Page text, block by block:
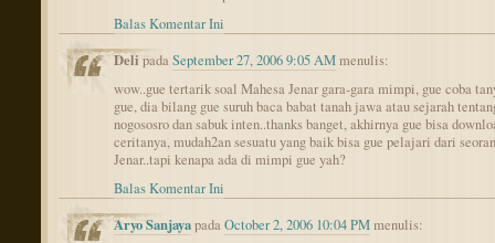
Balas Komentar Ini
Deli padaSeptember 27, 2006 9:05 AMmenulis:
wow..gue tertarik soal Mahesa Jenar gara-gara mimpi, gue coba
gue, dia bilang gue suruh baca babat tanah jawa atau sejarah
nogososro dan sabuk inten..thanks banget, akhirnya gue bisa
ceritanya, mudah2an sesuatu yang baik bisa gue pelajari dari
Jenar..tapi kenapa ada di mimpi gue yah?
Balas Komentar Ini
Aryo SanjayapadaOctober 2, 2006 10:04 PMmenulis: